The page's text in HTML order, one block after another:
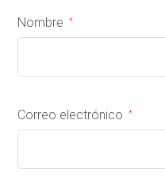
Nombre *
Correo electrónico *